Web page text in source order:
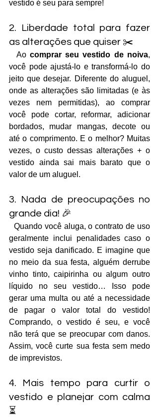
vestido é seu para sempre!
2. Liberdade total para fazer
as alterações que quiser ✂️
  Ao
comprar seu vestido de noiva,
você pode ajustá-lo e transformá-lo do
jeito que desejar. Diferente do aluguel,
onde as alterações são limitadas (e às
vezes nem permitidas), ao comprar
você pode cortar, reformar, adicionar
bordados, mudar mangas, decote ou
até o comprimento. E o melhor? Muitas
vezes, o custo dessas alterações + o
vestido ainda sai mais barato que o
valor de um aluguel.
3. Nada de preocupações no
grande dia! 🎉
geralmente inclui penalidades caso o
vestido seja danificado. E imagine que
no meio da sua festa, alguém derrube
vinho tinto, caipirinha ou algum outro
líquido no seu vestido… Isso pode
gerar uma multa ou até a necessidade
de pagar o valor total do vestido!
Comprando, o vestido é seu, e você
não terá que se preocupar com danos.
Assim, você curte sua festa sem medo
de imprevistos.
4. Mais tempo para curtir o
vestido e planejar com calma
⏳